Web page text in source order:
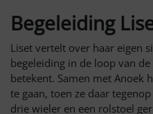
Begeleiding
Liset vertelt over haar eigen
begeleiding in de loop van
betekent. Samen met Anoek
te gaan, toen ze daar
drie wieler en een rolstoel